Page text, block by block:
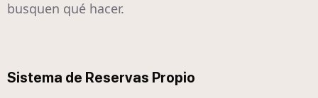
busquen qué hacer.
Sistema de Reservas Propio